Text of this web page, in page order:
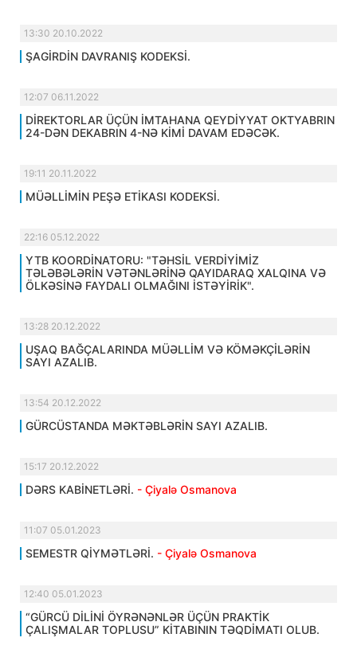
13:30 20.10.2022
ŞAGİRDİN DAVRANIŞ KODEKSİ.
12:07 06.11.2022
DİREKTORLAR ÜÇÜN İMTAHANA QEYDİYYAT OKTYABRIN
24-DƏN DEKABRIN 4-NƏ KİMİ DAVAM EDƏCƏK.
19:11 20.11.2022
MÜƏLLİMİN PEŞƏ ETİKASI KODEKSİ.
22:16 05.12.2022
YTB KOORDİNATORU: "TƏHSİL VERDİYİMİZ
TƏLƏBƏLƏRİN VƏTƏNLƏRİNƏ QAYIDARAQ XALQINA VƏ
ÖLKƏSİNƏ FAYDALI OLMAĞINI İSTƏYİRİK".
13:28 20.12.2022
UŞAQ BAĞÇALARINDA MÜƏLLİM VƏ KÖMƏKÇİLƏRİN
SAYI AZALIB.
13:54 20.12.2022
GÜRCÜSTANDA MƏKTƏBLƏRİN SAYI AZALIB.
15:17 20.12.2022
DƏRS KABİNETLƏRİ. - Çiyalə Osmanova
11:07 05.01.2023
SEMESTR QİYMƏTLƏRİ. - Çiyalə Osmanova
12:40 05.01.2023
“GÜRCÜ DİLİNİ ÖYRƏNƏNLƏR ÜÇÜN PRAKTİK
ÇALIŞMALAR TOPLUSU” KİTABININ TƏQDİMATI OLUB.